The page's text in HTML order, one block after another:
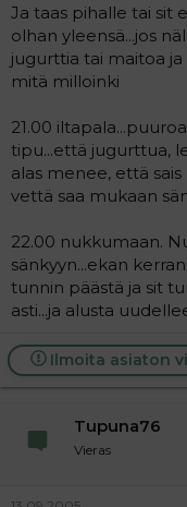
Ja taas pihalle tai sit
olhan yleensä...jos
jugurttia tai maitoa
mitä milloinki
21.00
tipu...että jugurttua,
alas menee, että
vettä saa mukaan
22.00 nukkumaan.
sänkyyn...ekan
tunnin päästä ja sit
asti...ja alusta
Ilmoita asiaton
Tupuna76
Vieras